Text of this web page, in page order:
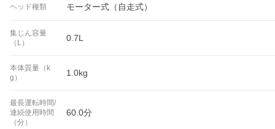
ヘッド種類 モーター式（自走式）
集じん容量
（L）
0.7L
本体質量（k
g）
1.0kg
最長運転時間/
連続使用時間
（分）
60.0分